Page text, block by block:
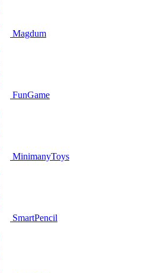
Magdum
FunGame
MinimanyToys
SmartPencil